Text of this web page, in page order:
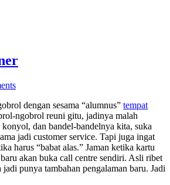
dengan sesama “alumnus” tempat
ngobrol reuni gitu, jadinya malah
dan bandel-bandelnya kita, suka
jadi customer service. Tapi juga ingat
harus “babat alas.” Jaman ketika kartu
akan buka call centre sendiri. Asli ribet
jadi punya tambahan pengalaman baru. Jadi